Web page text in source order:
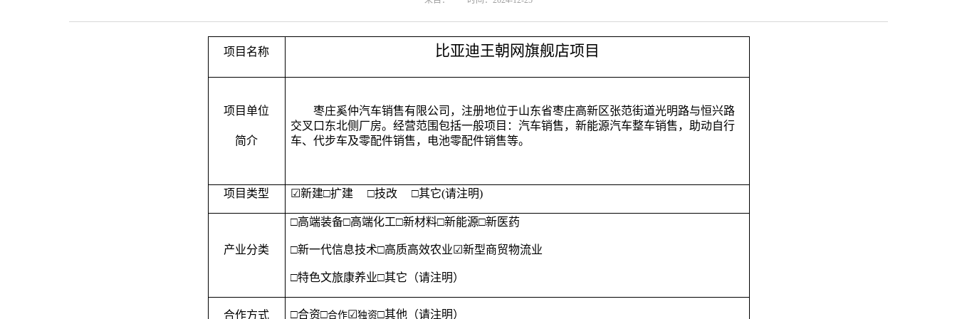
项目名称 比亚迪王朝网旗舰店项目
项目单位
简介
枣庄奚仲汽车销售有限公司，注册地位于山东省枣庄高新区张范街道光明路与恒兴路
交叉口东北侧厂房。经营范围包括一般项目：汽车销售，新能源汽车整车销售，助动自行
车、代步车及零配件销售，电池零配件销售等。
项目类型 ☑新建□扩建 □技改 □其它(请注明)
产业分类
□高端装备□高端化工□新材料□新能源□新医药
□新一代信息技术□高质高效农业☑新型商贸物流业
□特色文旅康养业□其它（请注明）
合作方式 □合资□合作☑独资□其他（请注明）